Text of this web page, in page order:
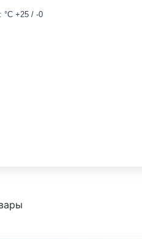
°С +25 / -0